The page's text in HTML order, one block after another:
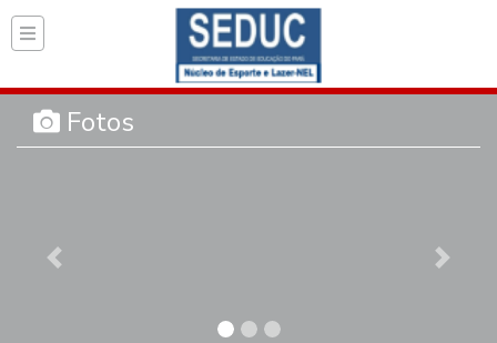
Página inicial do
Fotos
Previous Next